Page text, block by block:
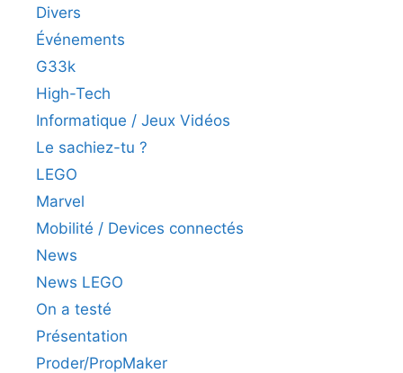
Divers
Événements
G33k
High-Tech
Informatique / Jeux Vidéos
Le sachiez-tu ?
LEGO
Marvel
Mobilité / Devices connectés
News
News LEGO
On a testé
Présentation
Proder/PropMaker